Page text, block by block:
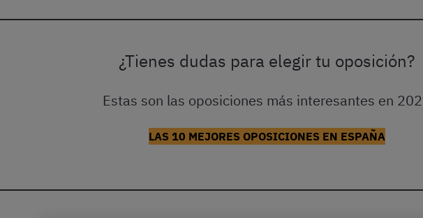
¿Tienes dudas para elegir tu oposición?
Estas son las oposiciones más interesantes en
LAS 10 MEJORES OPOSICIONES EN ESPAÑA